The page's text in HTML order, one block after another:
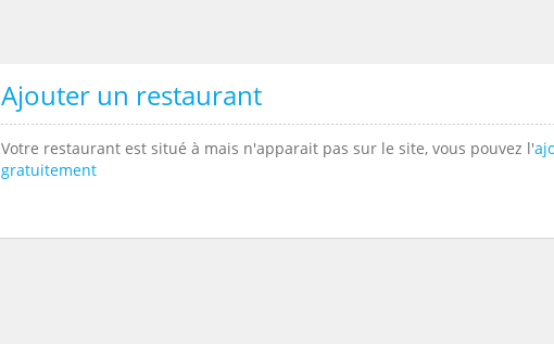
Ajouter un restaurant
Votre restaurant est situé à mais n'apparait pas sur le site, vous pouvez l'
gratuitement